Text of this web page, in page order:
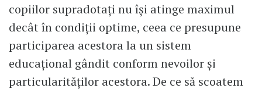
copiilor supradotați nu își atinge maximul
decât în condiții optime, ceea ce presupune
participarea acestora la un sistem
educațional gândit conform nevoilor și
particularităților acestora. De ce să scoatem